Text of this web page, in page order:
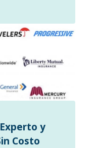
y
Costo